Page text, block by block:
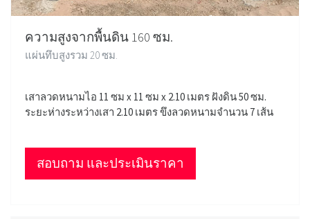
ความสูงจากพื้นดิน 160 ซม.
แผ่นทึบสูงรวม 20 ซม.
เสาลวดหนามไอ 11 ซม x 11 ซม x 2.10 เมตร ฝังดิน 50 ซม.
ระยะห่างระหว่างเสา 2.10 เมตร ขึงลวดหนามจำนวน 7 เส้น
สอบถาม และประเมินราคา